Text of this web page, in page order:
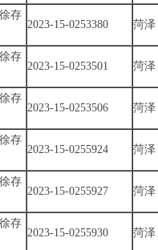
存
2023-15-0253380 菏泽
存
2023-15-0253501 菏泽
存
2023-15-0253506 菏泽
存
2023-15-0255924 菏泽
存
2023-15-0255927 菏泽
存
2023-15-0255930 菏泽